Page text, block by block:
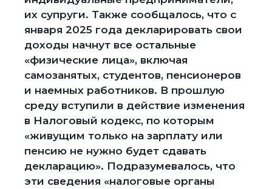
их супруги. Также сообщалось, что с
января 2025 года декларировать свои
доходы начнут все остальные
«физические лица», включая
самозанятых, студентов, пенсионеров
и наемных работников. В прошлую
среду вступили в действие изменения
в Налоговый кодекс, по которым
«живущим только на зарплату или
пенсию не нужно будет сдавать
декларацию». Подразумевалось, что
эти сведения «налоговые органы